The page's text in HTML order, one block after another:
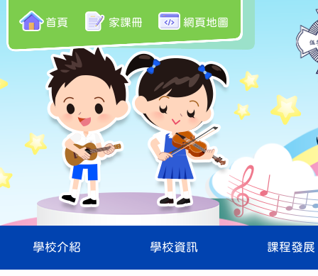
首頁 家課冊 網頁地圖
學校介紹 學校資訊 課程發展